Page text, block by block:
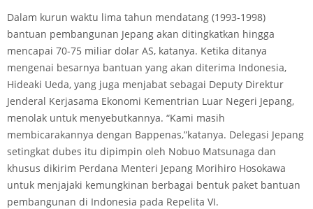
Dalam kurun waktu lima tahun mendatang (1993-1998)
bantuan pembangunan Jepang akan ditingkatkan hingga
mencapai 70-75 miliar dolar AS, katanya. Ketika ditanya
mengenai besarnya bantuan yang akan diterima Indonesia,
Hideaki Ueda, yang juga menjabat sebagai Deputy Direktur
Jenderal Kerjasama Ekonomi Kementrian Luar Negeri Jepang,
menolak untuk menyebutkannya. “Kami masih
membicarakannya dengan Bappenas,”katanya. Delegasi Jepang
setingkat dubes itu dipimpin oleh Nobuo Matsunaga dan
khusus dikirim Perdana Menteri Jepang Morihiro Hosokawa
untuk menjajaki kemungkinan berbagai bentuk paket bantuan
pembangunan di Indonesia pada Repelita VI.